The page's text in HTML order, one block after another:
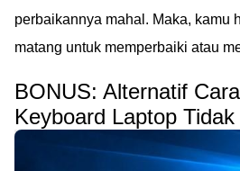
perbaikannya mahal. Maka, kamu
matang untuk memperbaiki atau
BONUS: Alternatif
Keyboard Laptop